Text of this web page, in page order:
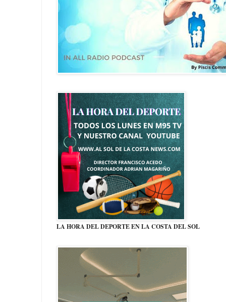
LA HORA DEL DEPORTE EN LA COSTA DEL SOL